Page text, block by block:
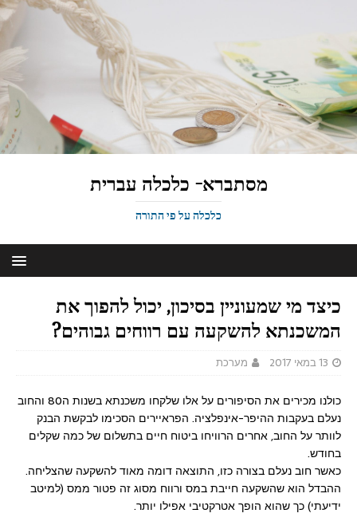
מסתברא- כלכלה עברית
כלכלה על פי התורה
כיצד מי שמעוניין בסיכון, יכול להפוך את
המשכנתא להשקעה עם רווחים גבוהים?
13 במאי 2017 מערכת
כולנו מכירים את הסיפורים על אלו שלקחו משכנתא בשנות ה80 והחוב
נעלם בעקבות ההיפר-אינפלציה. הפראיירים הסכימו לבקשת הבנק
לוותר על החוב, אחרים הרוויחו ביטוח חיים בתשלום של כמה שקלים
בחודש.
כאשר חוב נעלם בצורה כזו, התוצאה דומה מאוד להשקעה שהצליחה.
ההבדל הוא שהשקעה חייבת במס ורווח מסוג זה פטור ממס (למיטב
ידיעתי) כך שהוא הופך אטרקטיבי אפילו יותר.